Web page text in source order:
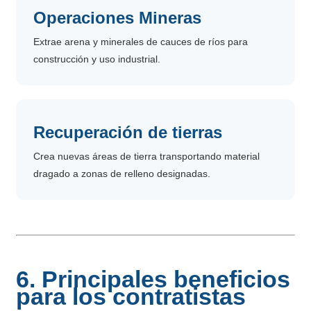
Operaciones Mineras
Extrae arena y minerales de cauces de ríos para
construcción y uso industrial.
Recuperación de tierras
Crea nuevas áreas de tierra transportando material
dragado a zonas de relleno designadas.
6. Principales beneficios
para los contratistas